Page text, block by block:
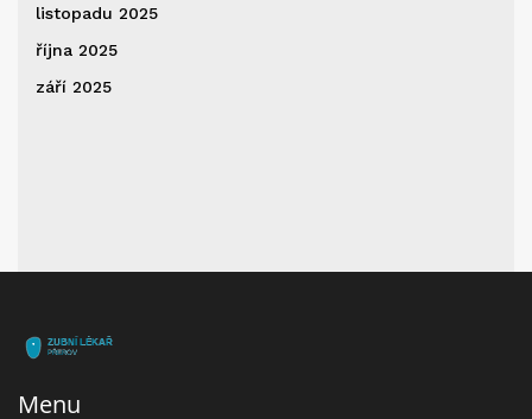
listopadu 2025
října 2025
září 2025
Menu